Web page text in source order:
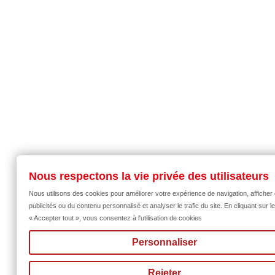
Nous respectons la vie privée des utilisateurs
Nous utilisons des cookies pour améliorer votre expérience de navigation, afficher
publicités ou du contenu personnalisé et analyser le trafic du site. En cliquant sur
« Accepter tout », vous consentez à l'utilisation de cookies
Personnaliser
Rejeter